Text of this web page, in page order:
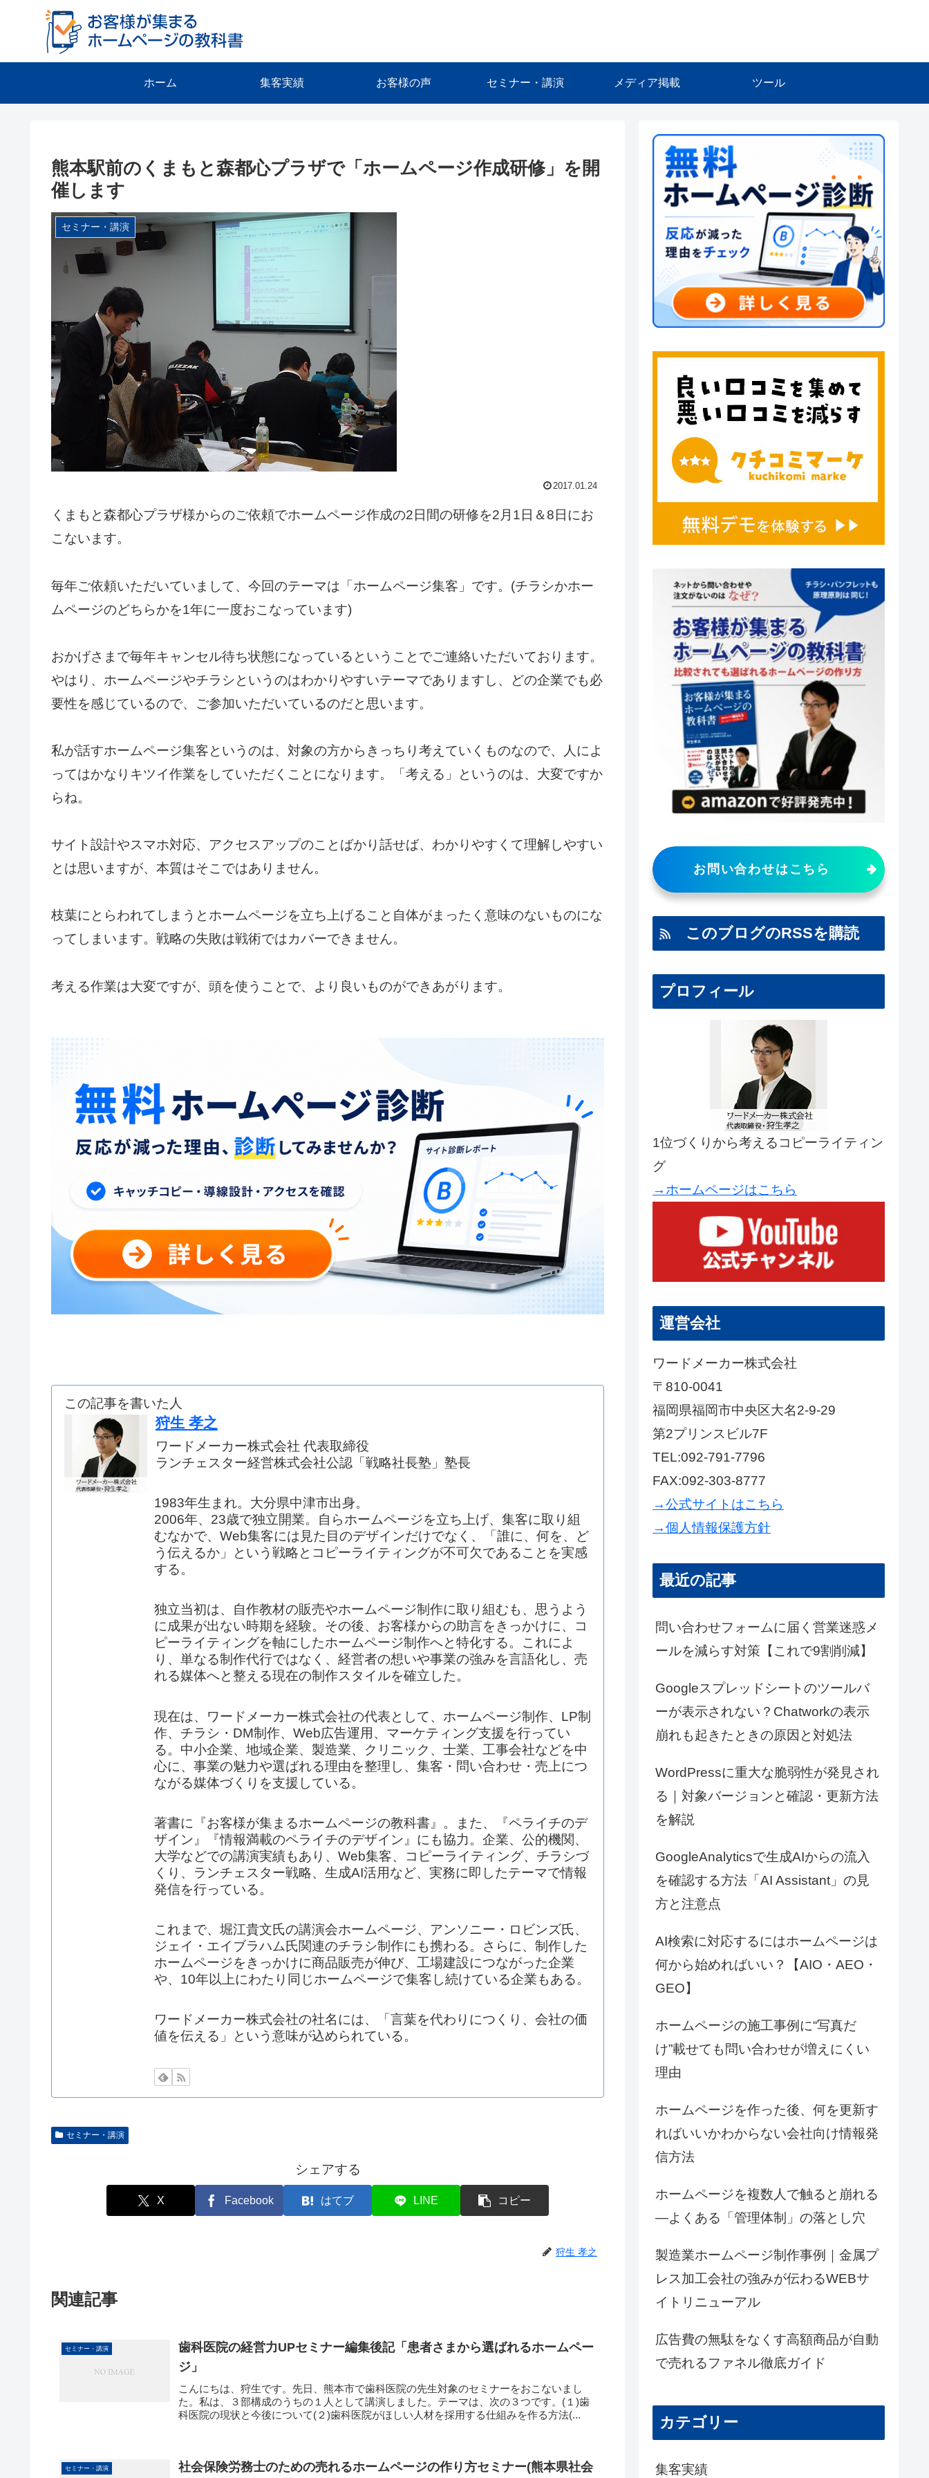
ホーム 集客実績 お客様の声 セミナー・講演 メディア掲載 ツール
熊本駅前のくまもと森都心プラザで「ホームページ作成研修」を開
催します
セミナー・講演
2017.01.24
くまもと森都心プラザ様からのご依頼でホームページ作成の2日間の研修を2月1日＆8日にお
こないます。
毎年ご依頼いただいていまして、今回のテーマは「ホームページ集客」です。(チラシかホー
ムページのどちらかを1年に一度おこなっています)
おかげさまで毎年キャンセル待ち状態になっているということでご連絡いただいております。
やはり、ホームページやチラシというのはわかりやすいテーマでありますし、どの企業でも必
要性を感じているので、ご参加いただいているのだと思います。
私が話すホームページ集客というのは、対象の方からきっちり考えていくものなので、人によ
ってはかなりキツイ作業をしていただくことになります。「考える」というのは、大変ですか
らね。
サイト設計やスマホ対応、アクセスアップのことばかり話せば、わかりやすくて理解しやすい
とは思いますが、本質はそこではありません。
枝葉にとらわれてしまうとホームページを立ち上げること自体がまったく意味のないものにな
ってしまいます。戦略の失敗は戦術ではカバーできません。
考える作業は大変ですが、頭を使うことで、より良いものができあがります。
この記事を書いた人
狩生 孝之
ワードメーカー株式会社 代表取締役
ランチェスター経営株式会社公認「戦略社長塾」塾長
1983年生まれ。大分県中津市出身。
2006年、23歳で独立開業。自らホームページを立ち上げ、集客に取り組
むなかで、Web集客には見た目のデザインだけでなく、「誰に、何を、ど
う伝えるか」という戦略とコピーライティングが不可欠であることを実感
する。
独立当初は、自作教材の販売やホームページ制作に取り組むも、思うよう
に成果が出ない時期を経験。その後、お客様からの助言をきっかけに、コ
ピーライティングを軸にしたホームページ制作へと特化する。これによ
り、単なる制作代行ではなく、経営者の想いや事業の強みを言語化し、売
れる媒体へと整える現在の制作スタイルを確立した。
現在は、ワードメーカー株式会社の代表として、ホームページ制作、LP制
作、チラシ・DM制作、Web広告運用、マーケティング支援を行ってい
る。中小企業、地域企業、製造業、クリニック、士業、工事会社などを中
心に、事業の魅力や選ばれる理由を整理し、集客・問い合わせ・売上につ
ながる媒体づくりを支援している。
著書に『お客様が集まるホームページの教科書』。また、『ペライチのデ
ザイン』『情報満載のペライチのデザイン』にも協力。企業、公的機関、
大学などでの講演実績もあり、Web集客、コピーライティング、チラシづ
くり、ランチェスター戦略、生成AI活用など、実務に即したテーマで情報
発信を行っている。
これまで、堀江貴文氏の講演会ホームページ、アンソニー・ロビンズ氏、
ジェイ・エイブラハム氏関連のチラシ制作にも携わる。さらに、制作した
ホームページをきっかけに商品販売が伸び、工場建設につながった企業
や、10年以上にわたり同じホームページで集客し続けている企業もある。
ワードメーカー株式会社の社名には、「言葉を代わりにつくり、会社の価
値を伝える」という意味が込められている。
セミナー・講演
シェアする
X Facebook はてブ LINE コピー
狩生 孝之
関連記事
セミナー・講演
歯科医院の経営力UPセミナー編集後記「患者さまから選ばれるホームペー
ジ」
こんにちは、狩生です。先日、熊本市で歯科医院の先生対象のセミナーをおこないまし
た。私は、３部構成のうちの１人として講演しました。テーマは、次の３つです。(１)歯
科医院の現状と今後について(２)歯科医院がほしい人材を採用する仕組みを作る方法(...
セミナー・講演 社会保険労務士のための売れるホームページの作り方セミナー(熊本県社会
お問い合わせはこちら
このブログのRSSを購読
プロフィール
1位づくりから考えるコピーライティン
グ
→ホームページはこちら
運営会社
ワードメーカー株式会社
〒810-0041
福岡県福岡市中央区大名2-9-29
第2プリンスビル7F
TEL:092-791-7796
FAX:092-303-8777
→公式サイトはこちら
→個人情報保護方針
最近の記事
問い合わせフォームに届く営業迷惑メ
ールを減らす対策【これで9割削減】
Googleスプレッドシートのツールバ
ーが表示されない？Chatworkの表示
崩れも起きたときの原因と対処法
WordPressに重大な脆弱性が発見され
る｜対象バージョンと確認・更新方法
を解説
GoogleAnalyticsで生成AIからの流入
を確認する方法「AI Assistant」の見
方と注意点
AI検索に対応するにはホームページは
何から始めればいい？【AIO・AEO・
GEO】
ホームページの施工事例に“写真だ
け”載せても問い合わせが増えにくい
理由
ホームページを作った後、何を更新す
ればいいかわからない会社向け情報発
信方法
ホームページを複数人で触ると崩れる
―よくある「管理体制」の落とし穴
製造業ホームページ制作事例｜金属プ
レス加工会社の強みが伝わるWEBサ
イトリニューアル
広告費の無駄をなくす高額商品が自動
で売れるファネル徹底ガイド
カテゴリー
集客実績